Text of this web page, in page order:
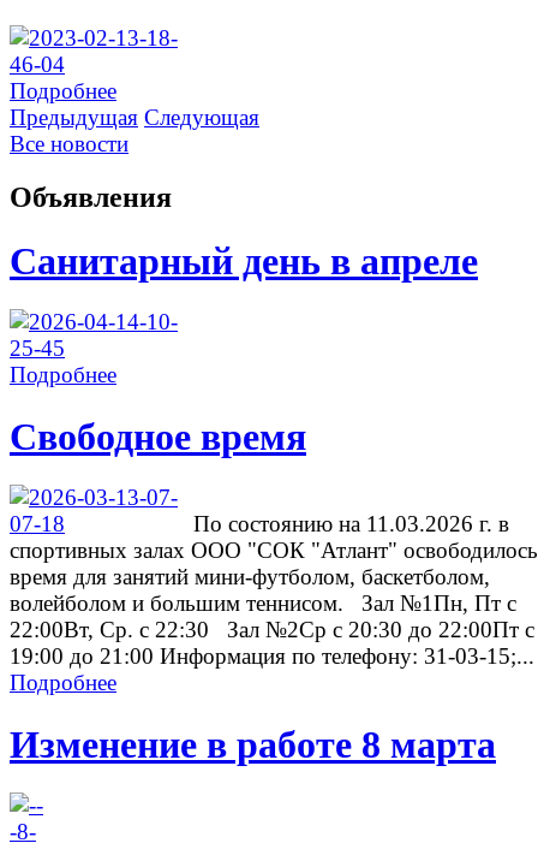
Подробнее
Предыдущая Следующая
Все новости
Объявления
Санитарный день в апреле
Подробнее
Свободное время
По состоянию на 11.03.2026 г. в
спортивных залах ООО "СОК "Атлант" освободилось
время для занятий мини-футболом, баскетболом,
волейболом и большим теннисом. Зал №1Пн, Пт с
22:00Вт, Ср. с 22:30 Зал №2Ср с 20:30 до 22:00Пт с
19:00 до 21:00 Информация по телефону: 31-03-15;...
Подробнее
Изменение в работе 8 марта